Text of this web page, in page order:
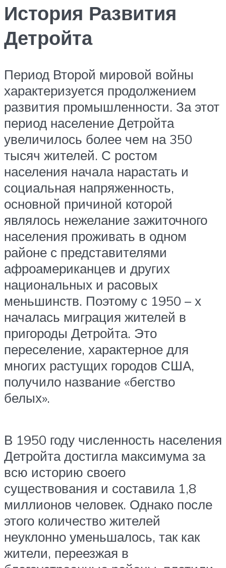
История Развития
Детройта
Период Второй мировой войны
характеризуется продолжением
развития промышленности. За этот
период население Детройта
увеличилось более чем на 350
тысяч жителей. С ростом
населения начала нарастать и
социальная напряженность,
основной причиной которой
являлось нежелание зажиточного
населения проживать в одном
районе с представителями
афроамериканцев и других
национальных и расовых
меньшинств. Поэтому с 1950 – х
началась миграция жителей в
пригороды Детройта. Это
переселение, характерное для
многих растущих городов США,
получило название «бегство
белых».
В 1950 году численность населения
Детройта достигла максимума за
всю историю своего
существования и составила 1,8
миллионов человек. Однако после
этого количество жителей
неуклонно уменьшалось, так как
жители, переезжая в